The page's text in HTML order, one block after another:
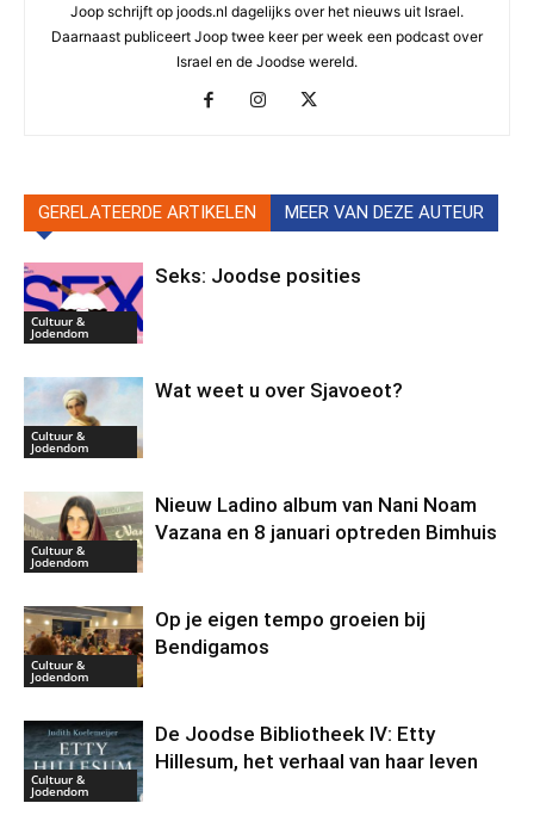
Joop schrijft op joods.nl dagelijks over het nieuws uit Israel.
Daarnaast publiceert Joop twee keer per week een podcast over
Israel en de Joodse wereld.
GERELATEERDE ARTIKELEN MEER VAN DEZE AUTEUR
Cultuur &
Jodendom
Seks: Joodse posities
Cultuur &
Jodendom
Wat weet u over Sjavoeot?
Cultuur &
Jodendom
Nieuw Ladino album van Nani Noam
Vazana en 8 januari optreden Bimhuis
Cultuur &
Jodendom
Op je eigen tempo groeien bij
Bendigamos
Cultuur &
Jodendom
De Joodse Bibliotheek IV: Etty
Hillesum, het verhaal van haar leven